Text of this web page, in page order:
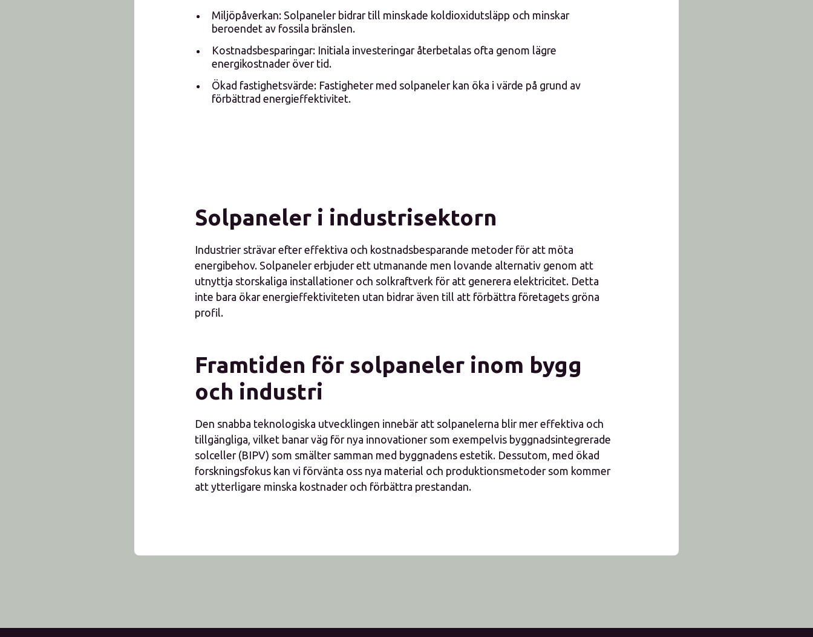
Miljöpåverkan: Solpaneler bidrar till minskade koldioxidutsläpp och minskar
beroendet av fossila bränslen.
Kostnadsbesparingar: Initiala investeringar återbetalas ofta genom lägre
energikostnader över tid.
Ökad fastighetsvärde: Fastigheter med solpaneler kan öka i värde på grund av
förbättrad energieffektivitet.
Solpaneler i industrisektorn
Industrier strävar efter effektiva och kostnadsbesparande metoder för att möta
energibehov. Solpaneler erbjuder ett utmanande men lovande alternativ genom att
utnyttja storskaliga installationer och solkraftverk för att generera elektricitet. Detta
inte bara ökar energieffektiviteten utan bidrar även till att förbättra företagets gröna
profil.
Framtiden för solpaneler inom bygg
och industri
Den snabba teknologiska utvecklingen innebär att solpanelerna blir mer effektiva och
tillgängliga, vilket banar väg för nya innovationer som exempelvis byggnadsintegrerade
solceller (BIPV) som smälter samman med byggnadens estetik. Dessutom, med ökad
forskningsfokus kan vi förvänta oss nya material och produktionsmetoder som kommer
att ytterligare minska kostnader och förbättra prestandan.